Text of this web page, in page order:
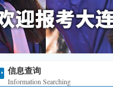
信息查询
Information Searching